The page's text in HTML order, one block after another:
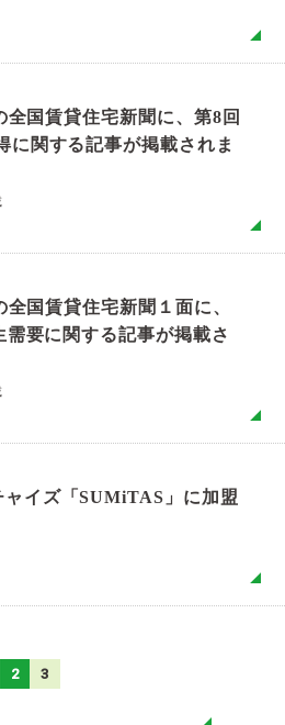
全国賃貸住宅新聞に、第8回
に関する記事が掲載されま
国賃貸住宅新聞１面に、
需要に関する記事が掲載さ
イズ「SUMiTAS」に加盟
2 3